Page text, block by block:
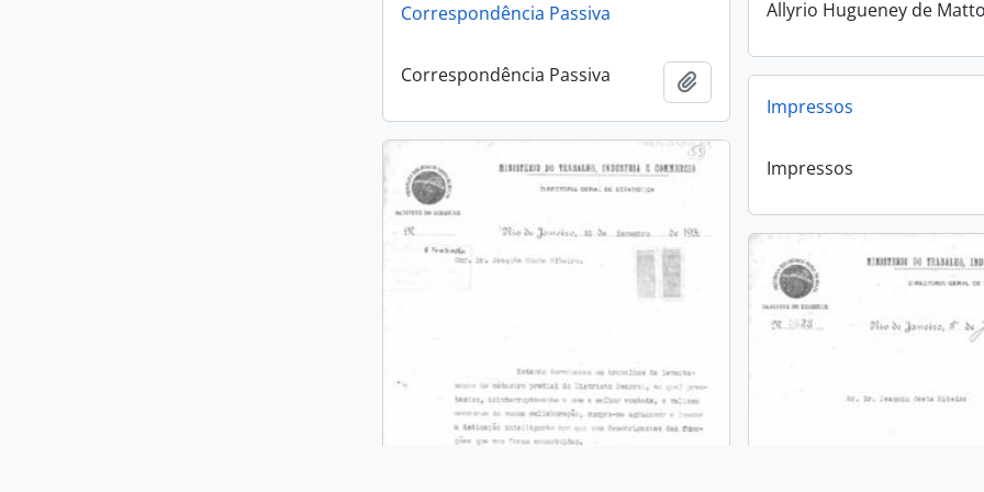
Allyrio Hugueney de
Correspondência Passiva
Correspondência Passiva
Añadir al portapapeles
Impressos
Impressos